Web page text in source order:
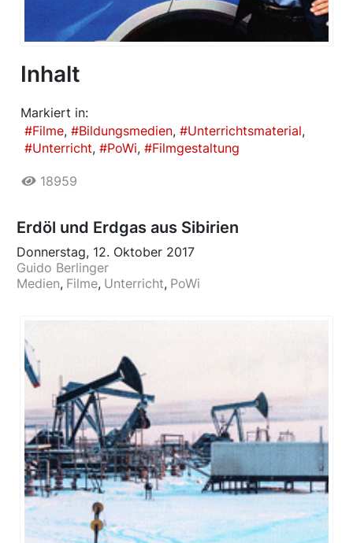
Inhalt
Markiert in:
Filme
Bildungsmedien
Unterrichtsmaterial
Unterricht
PoWi Filmgestaltung
18959
Erdöl und Erdgas aus Sibirien
Donnerstag, 12. Oktober 2017
Guido Berlinger
Medien Filme Unterricht PoWi